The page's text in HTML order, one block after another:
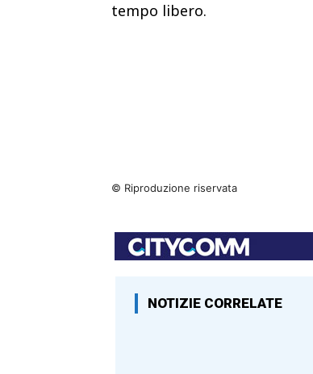
tempo libero.
© Riproduzione riservata
NOTIZIE CORRELATE